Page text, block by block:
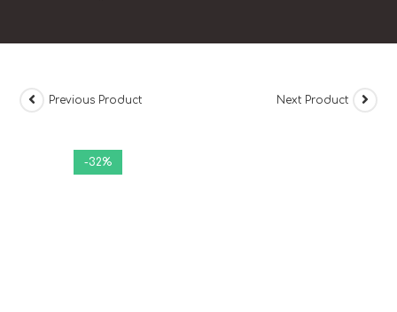
-32%
Previous Product Next Product